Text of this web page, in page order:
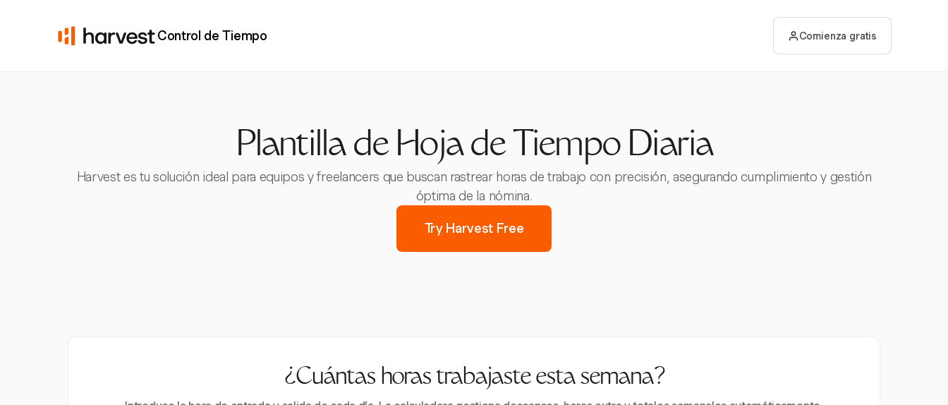
Control de Tiempo Comienza gratis
Plantilla de Hoja de Tiempo Diaria
Harvest es tu solución ideal para equipos y freelancers que buscan rastrear horas de trabajo con precisión, asegurando cumplimiento y gestión
óptima de la nómina.
Try Harvest Free
¿Cuántas horas trabajaste esta semana?